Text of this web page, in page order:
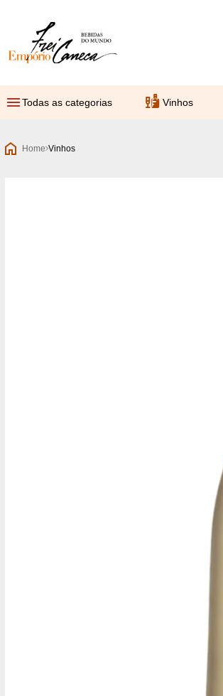
Todas as categorias Vinhos
Home Vinhos